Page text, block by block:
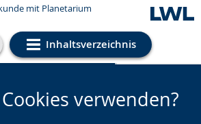
mit Planetarium
Inhaltsverzeichnis
Einstellungen
verwenden?